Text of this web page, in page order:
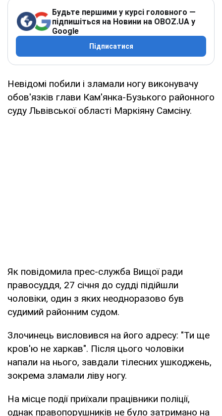
Будьте першими у курсі головного —
підпишіться на Новини на OBOZ.UA у
Google
Підписатися
Невідомі побили і зламали ногу виконувачу
обов'язків глави Кам'янка-Бузького районного
суду Львівської області Маркіяну Самсіну.
Як повідомила прес-служба Вищої ради
правосуддя, 27 січня до судді підійшли
чоловіки, один з яких неодноразово був
судимий районним судом.
Злочинець висловився на його адресу: "Ти ще
кров'ю не харкав". Після цього чоловіки
напали на нього, завдали тілесних ушкоджень,
зокрема зламали ліву ногу.
На місце події приїхали працівники поліції,
однак правопорушників не було затримано на